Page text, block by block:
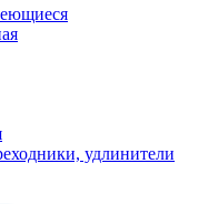
удлинители